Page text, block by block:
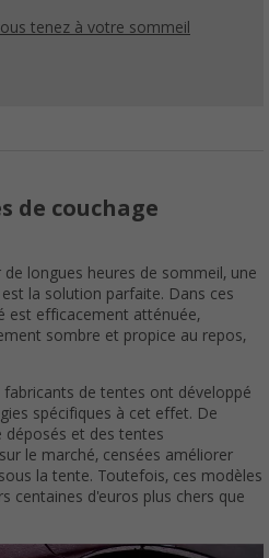
tenez à votre sommeil
de couchage
longues heures de sommeil, une
la solution parfaite. Dans ces
est efficacement atténuée,
sombre et propice au repos,
fabricants de tentes ont développé
spécifiques à cet effet. De
déposés et des tentes
le marché, censées améliorer
la tente. Toutefois, ces modèles
centaines d'euros plus chers que